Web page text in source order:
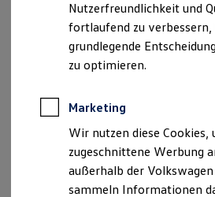
Versicherungen & Garantien
Garantien
Kfz-Versicherung für
Wartungsverträge
Besitzer & Service
Sommer-Special
Reparatur, Pflege &
Servicetermin
Service-Vorteile bei
Economy Service
Räder & Reifen
info@autohaus-baumann.de
+49 3441 6320
Montag-Freitag 07:00
Samstag
08:00
Nutzerfreundlichkeit und
fortlaufend zu
grundlegende
zu optimieren.
Marketing
Wir nutzen diese
zugeschnittene Werbung
außerhalb der
sammeln Informationen